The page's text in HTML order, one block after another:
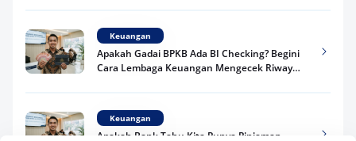
Keuangan
Apakah Gadai BPKB Ada BI Checking? Begini
Cara Lembaga Keuangan Mengecek Riwayat
Keuangan
Apakah Bank Tahu Kita Punya Pinjaman